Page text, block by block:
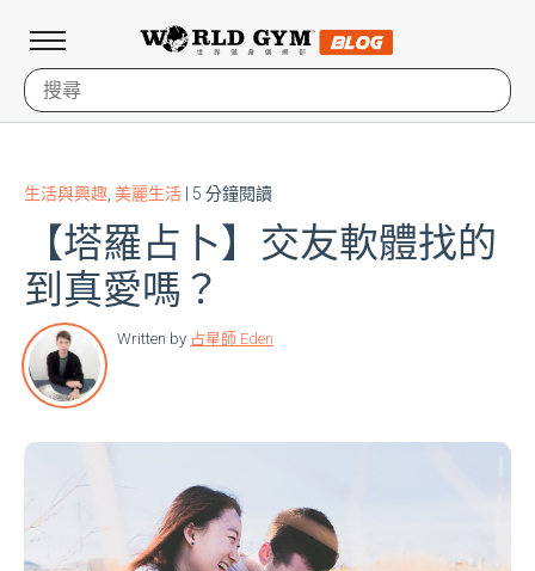
生活與興趣 美麗生活 | 5 分鐘閱讀
【塔羅占卜】交友軟體找的
到真愛嗎？
Written by 占星師 Eden